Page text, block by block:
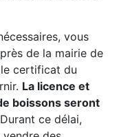
vous
de la mairie de
certificat du
La licence et
boissons seront
ce délai,